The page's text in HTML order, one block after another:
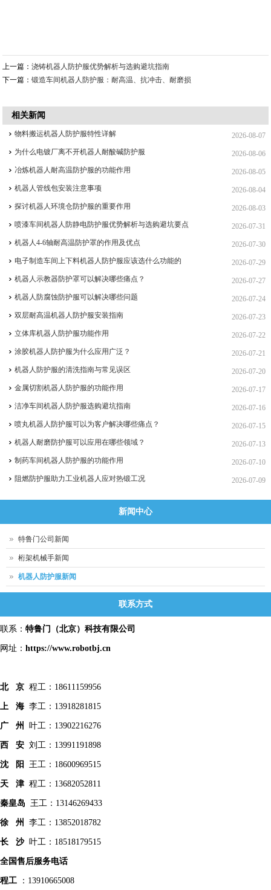
上一篇：浇铸机器人防护服优势解析与选购避坑指南
下一篇：锻造车间机器人防护服：耐高温、抗冲击、耐磨损
相关新闻
2026-08-07
物料搬运机器人防护服特性详解
2026-08-06
为什么电镀厂离不开机器人耐酸碱防护服
2026-08-05
冶炼机器人耐高温防护服的功能作用
2026-08-04
机器人管线包安装注意事项
2026-08-03
探讨机器人环境仓防护服的重要作用
2026-07-31
喷漆车间机器人防静电防护服优势解析与选购避坑要点
2026-07-30
机器人4-6轴耐高温防护罩的作用及优点
2026-07-29
电子制造车间上下料机器人防护服应该选什么功能的
2026-07-27
机器人示教器防护罩可以解决哪些痛点？
2026-07-24
机器人防腐蚀防护服可以解决哪些问题
2026-07-23
双层耐高温机器人防护服安装指南
2026-07-22
立体库机器人防护服功能作用
2026-07-21
涂胶机器人防护服为什么应用广泛？
2026-07-20
机器人防护服的清洗指南与常见误区
2026-07-17
金属切割机器人防护服的功能作用
2026-07-16
洁净车间机器人防护服选购避坑指南
2026-07-15
喷丸机器人防护服可以为客户解决哪些痛点？
2026-07-13
机器人耐磨防护服可以应用在哪些领域？
2026-07-10
制药车间机器人防护服的功能作用
2026-07-09
阻燃防护服助力工业机器人应对热锻工况
新闻中心
特鲁门公司新闻
桁架机械手新闻
机器人防护服新闻
联系方式
联系： 特鲁门 （北京）科技有限公司
网址： https://www.robotbj.cn
北 京 程工：18611159956
上 海 李工：13918281815
广 州 叶工：13902216276
西 安 刘工：13991191898
沈 阳 王工：18600969515
天 津 程工：13682052811
秦皇岛 王工：13146269433
徐 州 李工：13852018782
长 沙叶工：18518179515
全国售后服务电话
程工 ：13910665008